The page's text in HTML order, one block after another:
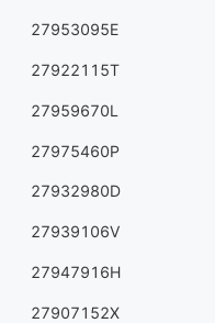
27953095E
27922115T
27959670L
27975460P
27932980D
27939106V
27947916H
27907152X